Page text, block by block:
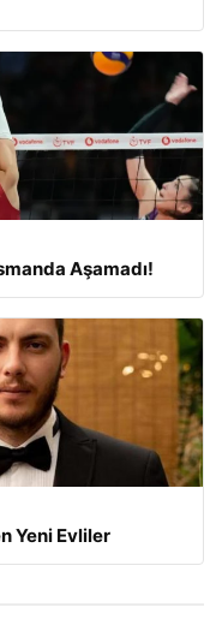
Aşamadı!
Yeni Evliler